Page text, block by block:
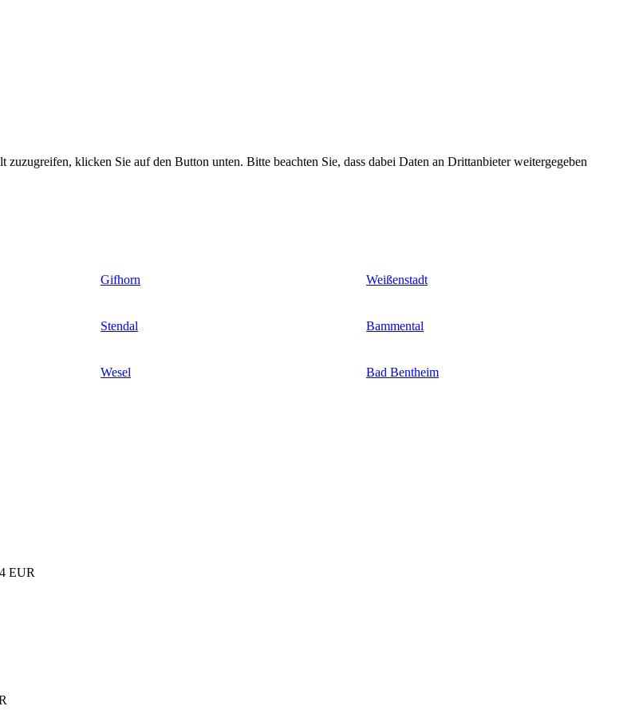
zuzugreifen, klicken Sie auf den Button unten. Bitte beachten Sie, dass dabei Daten an Drittanbieter weitergegeben
Gifhorn Weißenstadt
Stendal Bammental
Wesel Bad Bentheim
EUR